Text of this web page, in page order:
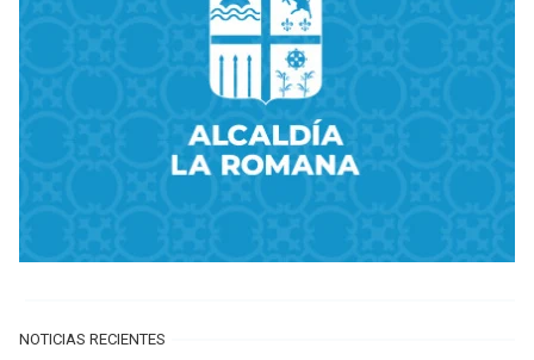
NOTICIAS RECIENTES